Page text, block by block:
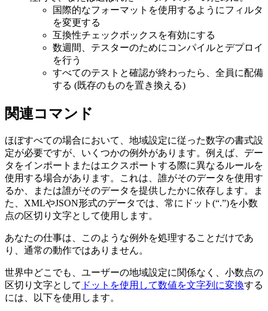
国際的なフォーマットを使用するようにフィルタ
を変更する
互換性チェックボックスを有効にする
数週間、テスターのためにコンパイルとデプロイ
を行う
すべてのテストと確認が終わったら、全員に配備
する (既存のものを置き換える)
関連コマンド
ほぼすべての場合において、地域設定に従った数字の書式設
定が必要ですが、いくつかの例外があります。例えば、デー
タをインポートまたはエクスポートする際に異なるルールを
使用する場合があります。これは、誰がそのデータを使用す
るか、または誰がそのデータを提供したかに依存します。ま
た、XMLやJSON形式のデータでは、常にドット(“.”)を小数
点の区切り文字として使用します。
あなたの仕事は、このような例外を処理することだけであ
り、通常の動作ではありません。
世界中どこでも、ユーザーの地域設定に関係なく、小数点の
区切り文字として ドットを使用して数値を文字列に変換する
には、以下を使用します。